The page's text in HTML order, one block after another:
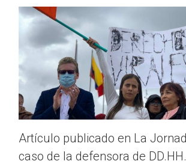
Artículo publicado en La
caso de la defensora de DD.HH.